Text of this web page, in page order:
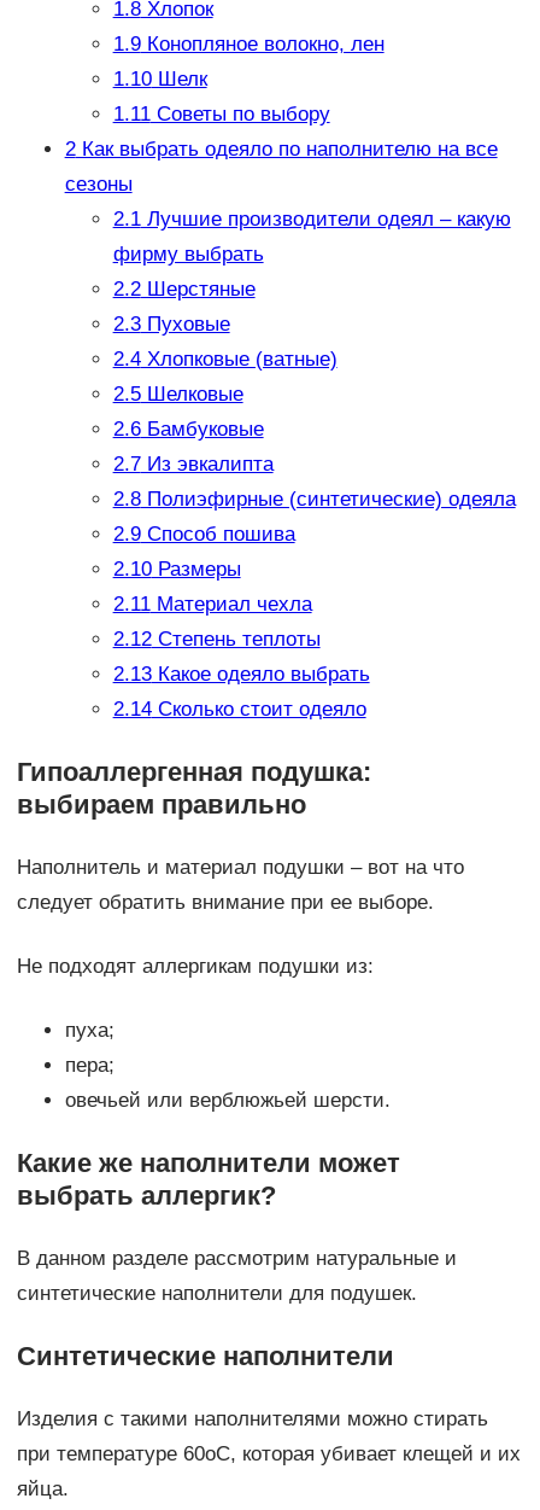
1.8Хлопок
1.9Конопляное волокно, лен
1.10Шелк
1.11Советы по выбору
2Как выбрать одеяло по наполнителю на все
сезоны
2.1Лучшие производители одеял – какую
фирму выбрать
2.2Шерстяные
2.3Пуховые
2.4Хлопковые (ватные)
2.5Шелковые
2.6Бамбуковые
2.7Из эвкалипта
2.8Полиэфирные (синтетические) одеяла
2.9Способ пошива
2.10Размеры
2.11Материал чехла
2.12Степень теплоты
2.13Какое одеяло выбрать
2.14Сколько стоит одеяло
Гипоаллергенная подушка:
выбираем правильно
Наполнитель и материал подушки – вот на что
следует обратить внимание при ее выборе.
Не подходят аллергикам подушки из:
пуха;
пера;
овечьей или верблюжьей шерсти.
Какие же наполнители может
выбрать аллергик?
В данном разделе рассмотрим натуральные и
синтетические наполнители для подушек.
Синтетические наполнители
Изделия с такими наполнителями можно стирать
при температуре 60οС, которая убивает клещей и их
яйца.